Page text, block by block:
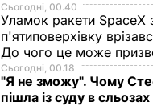
Сьогодні, 00.40
Уламок ракети SpaceX
п'ятиповерхівку
До чого це може
Сьогодні, 00.18
"Я не зможу". Чому
пішла із суду в сльозах